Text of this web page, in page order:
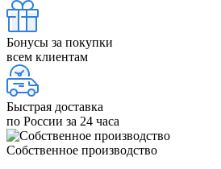
Бонусы за покупки
всем клиентам
Быстрая доставка
по России за 24 часа
Собственное производство